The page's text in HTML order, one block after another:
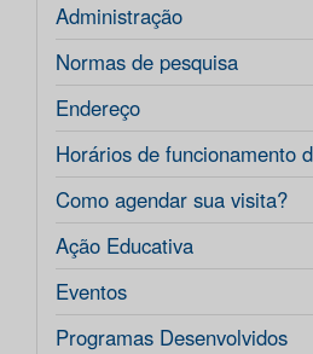
Administração
Normas de pesquisa
Endereço
Horários de funcionamento
Como agendar sua visita?
Ação Educativa
Eventos
Programas Desenvolvidos